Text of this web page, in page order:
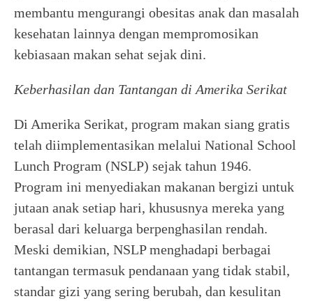
membantu mengurangi obesitas anak dan masalah
kesehatan lainnya dengan mempromosikan
kebiasaan makan sehat sejak dini.
Keberhasilan dan Tantangan di Amerika Serikat
Di Amerika Serikat, program makan siang gratis
telah diimplementasikan melalui National School
Lunch Program (NSLP) sejak tahun 1946.
Program ini menyediakan makanan bergizi untuk
jutaan anak setiap hari, khususnya mereka yang
berasal dari keluarga berpenghasilan rendah.
Meski demikian, NSLP menghadapi berbagai
tantangan termasuk pendanaan yang tidak stabil,
standar gizi yang sering berubah, dan kesulitan